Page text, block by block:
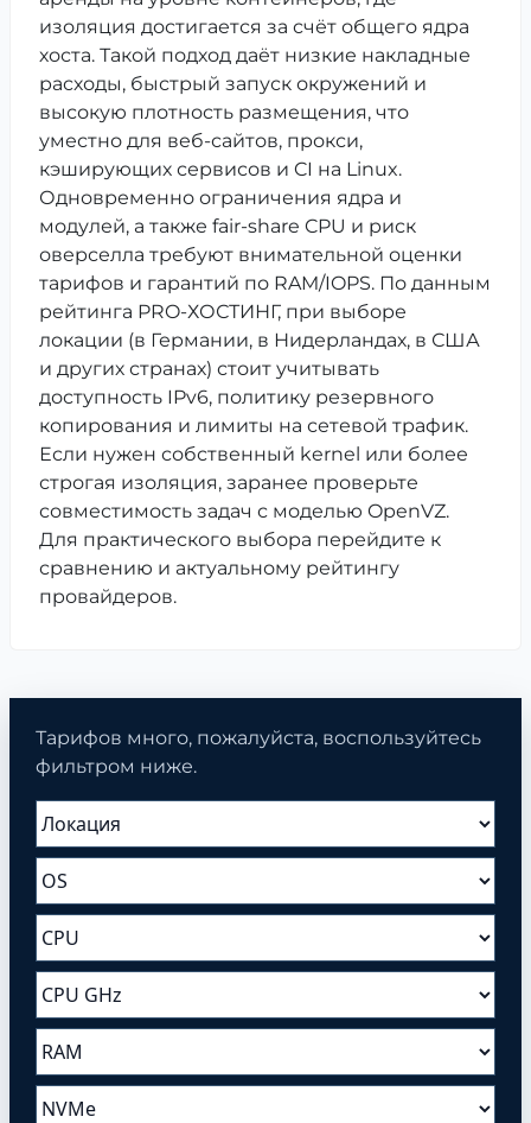
изоляция достигается за счёт общего ядра
хоста. Такой подход даёт низкие накладные
расходы, быстрый запуск окружений и
высокую плотность размещения, что
уместно для веб-сайтов, прокси,
кэширующих сервисов и CI на Linux.
Одновременно ограничения ядра и
модулей, а также fair-share CPU и риск
оверселла требуют внимательной оценки
тарифов и гарантий по RAM/IOPS. По данным
рейтинга PRO-ХОСТИНГ, при выборе
локации (в Германии, в Нидерландах, в США
и других странах) стоит учитывать
доступность IPv6, политику резервного
копирования и лимиты на сетевой трафик.
Если нужен собственный kernel или более
строгая изоляция, заранее проверьте
совместимость задач с моделью OpenVZ.
Для практического выбора перейдите к
сравнению и актуальному рейтингу
провайдеров.
Тарифов много, пожалуйста, воспользуйтесь
фильтром ниже.